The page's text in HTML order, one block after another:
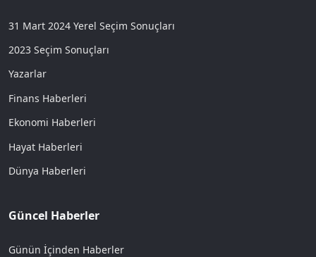
31 Mart 2024 Yerel Seçim Sonuçları
2023 Seçim Sonuçları
Yazarlar
Finans Haberleri
Ekonomi Haberleri
Hayat Haberleri
Dünya Haberleri
Güncel Haberler
Günün İçinden Haberler